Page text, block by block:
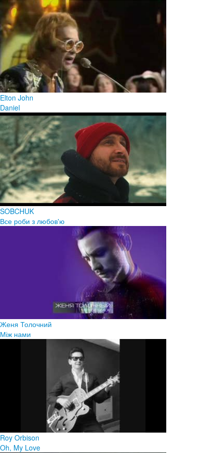
Elton John
Daniel
SOBCHUK
Все роби з любов'ю
Женя Толочний
Між нами
Roy Orbison
Oh, My Love